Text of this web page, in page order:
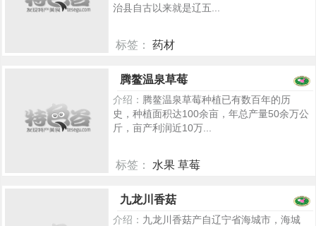
治县自古以来就是辽五...
标签： 药材
腾鳌温泉草莓
介绍： 腾鳌温泉草莓种植已有数百年的历
史，种植面积达100余亩，年总产量50余万公
斤，亩产利润近10万...
标签： 水果 草莓
九龙川香菇
介绍： 九龙川香菇产自辽宁省海城市，海城